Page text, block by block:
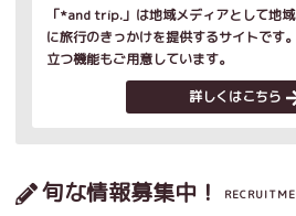
「*and trip.」は地域メディアとして地
に旅行のきっかけを提供するサイトです
立つ機能もご用意しています。
詳しくはこちら
旬な情報募集中！